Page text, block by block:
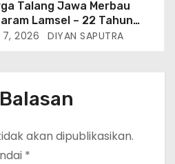
Talang Jawa Merbau
Lamsel – 22 Tahun
Vina Agustina Viral Di
Tv Meminta Pemda
Bertindak
2026 DIYAN SAPUTRA
akan dipublikasikan.
*